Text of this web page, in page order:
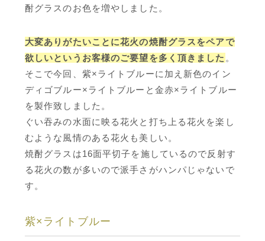
酎グラスのお色を増やしました。
大変ありがたいことに花火の焼酎グラスをペアで
欲しいというお客様のご要望を多く頂きました 。
そこで今回、紫×ライトブルーに加え新色のイン
ディゴブルー×ライトブルーと金赤×ライトブルー
を製作致しました。
ぐい吞みの水面に映る花火と打ち上る花火を楽し
むような風情のある花火も美しい。
焼酎グラスは16面平切子を施しているので反射す
る花火の数が多いので派手さがハンパじゃないで
す。
紫×ライトブルー